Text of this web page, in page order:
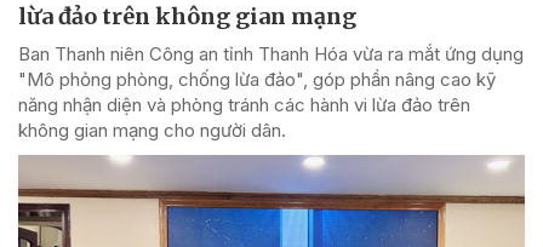
lừa đảo trên không gian mạng
Ban Thanh niên Công an tỉnh Thanh Hóa vừa ra mắt ứng dụng
"Mô phỏng phòng, chống lừa đảo", góp phần nâng cao kỹ
năng nhận diện và phòng tránh các hành vi lừa đảo trên
không gian mạng cho người dân.